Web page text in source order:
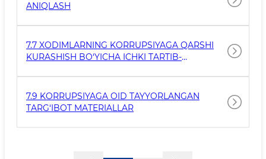
ANIQLASH
7.7 XODIMLARNING KORRUPSIYAGA QARSHI
KURASHISH BO‘YICHA ICHKI TARTIB-
7.9 KORRUPSIYAGA OID TAYYORLANGAN
TARG‘IBOT MATERIALLAR